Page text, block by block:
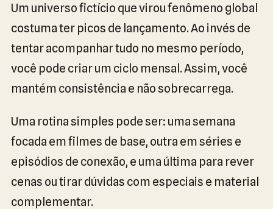
Um universo fictício que virou fenômeno global
costuma ter picos de lançamento. Ao invés de
tentar acompanhar tudo no mesmo período,
você pode criar um ciclo mensal. Assim, você
mantém consistência e não sobrecarrega.
Uma rotina simples pode ser: uma semana
focada em filmes de base, outra em séries e
episódios de conexão, e uma última para rever
cenas ou tirar dúvidas com especiais e material
complementar.